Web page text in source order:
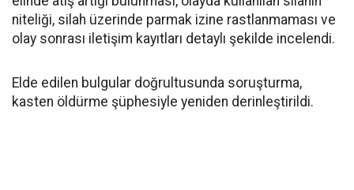
niteliği, silah üzerinde parmak izine rastlanmaması ve
olay sonrası iletişim kayıtları detaylı şekilde incelendi.
Elde edilen bulgular doğrultusunda soruşturma,
kasten öldürme şüphesiyle yeniden derinleştirildi.